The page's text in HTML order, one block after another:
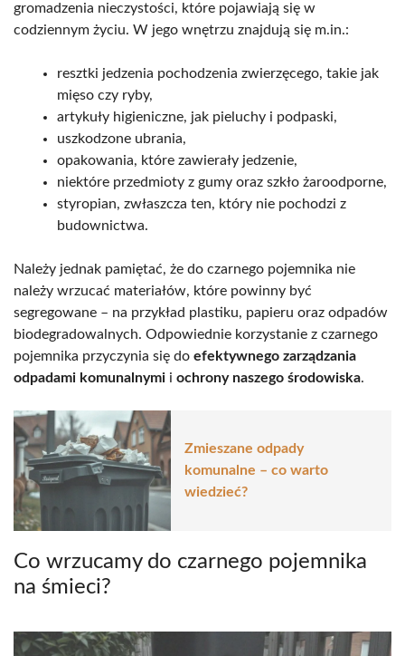
gromadzenia nieczystości, które pojawiają się w
codziennym życiu. W jego wnętrzu znajdują się m.in.:
resztki jedzenia pochodzenia zwierzęcego, takie jak
mięso czy ryby,
artykuły higieniczne, jak pieluchy i podpaski,
uszkodzone ubrania,
opakowania, które zawierały jedzenie,
niektóre przedmioty z gumy oraz szkło żaroodporne,
styropian, zwłaszcza ten, który nie pochodzi z
budownictwa.
Należy jednak pamiętać, że do czarnego pojemnika nie
należy wrzucać materiałów, które powinny być
segregowane – na przykład plastiku, papieru oraz odpadów
biodegradowalnych. Odpowiednie korzystanie z czarnego
pojemnika przyczynia się do efektywnego zarządzania
odpadami komunalnymi i ochrony naszego środowiska.
Zmieszane odpady
komunalne – co warto
wiedzieć?
Co wrzucamy do czarnego pojemnika
na śmieci?